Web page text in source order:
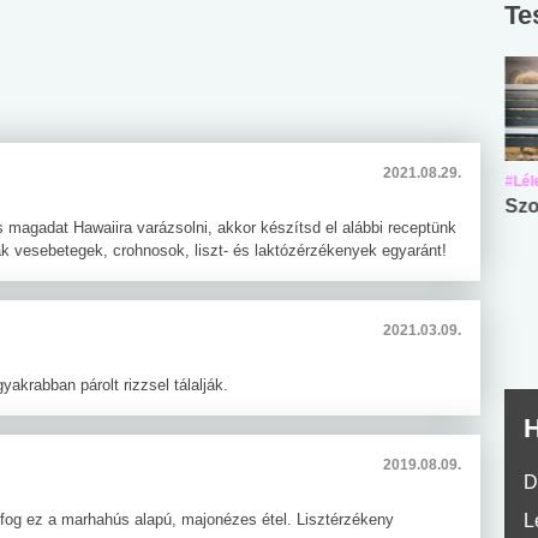
2021.08.29.
Hawaiira varázsolni, akkor készítsd el alábbi receptünk
vesebetegek, crohnosok, liszt- és laktózérzékenyek egyaránt!
2021.03.09.
párolt rizzsel tálalják.
2019.08.09.
ez a marhahús alapú, majonézes étel. Lisztérzékeny
nyelvvizsga teszt -
No.42
teszt